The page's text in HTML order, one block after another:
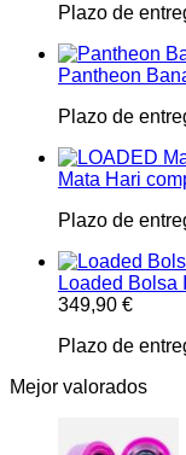
Plazo de
Pantheon
Plazo de
Mata Hari
Plazo de
Loaded Bolsa
349,90 €
Plazo de
Mejor valorados